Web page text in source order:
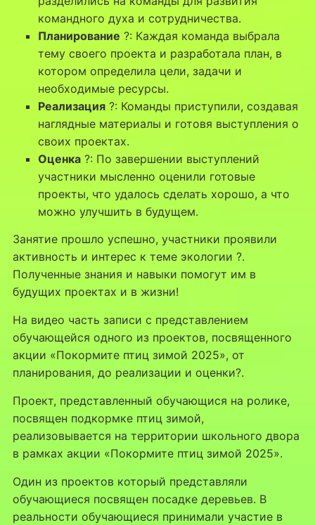
командного духа и сотрудничества.
Планирование ?: Каждая команда выбрала
тему своего проекта и разработала план, в
котором определила цели, задачи и
необходимые ресурсы.
Реализация?: Команды приступили, создавая
наглядные материалы и готовя выступления о
своих проектах.
Оценка?: По завершении выступлений
участники мысленно оценили готовые
проекты, что удалось сделать хорошо, а что
можно улучшить в будущем.
Занятие прошло успешно, участники проявили
активность и интерес к теме экологии ?.
Полученные знания и навыки помогут им в
будущих проектах и в жизни!
На видео часть записи с представлением
обучающейся одного из проектов, посвященного
акции «Покормите птиц зимой 2025», от
планирования, до реализации и оценки?.
Проект, представленный обучающися на ролике,
посвящен подкормке птиц зимой,
реализовывается на территории школьного двора
в рамках акции «Покормите птиц зимой 2025».
Один из проектов который представляли
обучающиеся посвящен посадке деревьев. В
реальности обучающиеся принимали участие в